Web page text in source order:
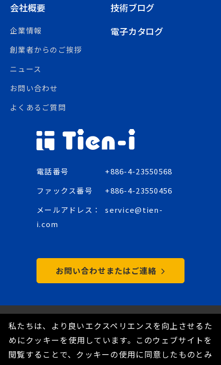
私たちは、より良いエクスペリエンスを向上させるた
めにクッキーを使用しています。このウェブサイトを
閲覧することで、クッキーの使用に同意したものとみ
会社概要
企業情報
創業者からのご挨拶
ニュース
お問い合わせ
よくあるご質問
技術ブログ
電子カタログ
電話番号
+886-4-23550568
ファックス番号
+886-4-23550456
メールアドレス：
service@tien-
i.com
お問い合わせまたはご連絡
Copyright © 2021 Tien-I Industrial Co., Ltd. All
Rights Reserved.
隱私政策